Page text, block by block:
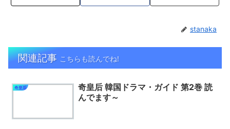
stanaka
関連記事 こちらも読んでね!
奇皇后
奇皇后 韓国ドラマ・ガイド 第2巻 読
んでます～